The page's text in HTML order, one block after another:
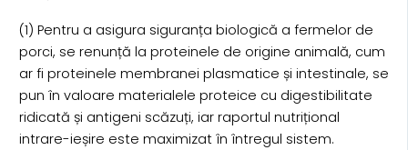
(1) Pentru a asigura siguranța biologică a fermelor de
porci, se renunță la proteinele de origine animală, cum
ar fi proteinele membranei plasmatice și intestinale, se
pun în valoare materialele proteice cu digestibilitate
ridicată și antigeni scăzuți, iar raportul nutrițional
intrare-ieșire este maximizat în întregul sistem.